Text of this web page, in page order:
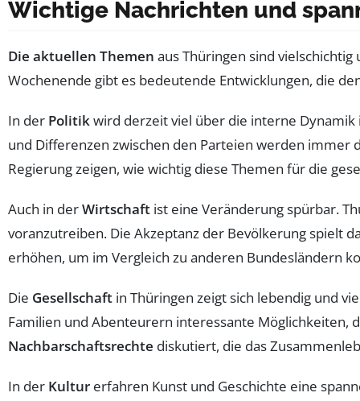
Wichtige Nachrichten und
Die aktuellen Themen aus Thüringen sind
Wochenende gibt es bedeutende Entwicklungen, die
In der Politikwird derzeit viel über die interne
und Differenzen zwischen den Parteien werden
Regierung zeigen, wie wichtig diese Themen für die
Auch in derWirtschaft ist eine Veränderung spürbar.
voranzutreiben. Die Akzeptanz der Bevölkerung spielt
erhöhen, um im Vergleich zu anderen Bundesländern
Die Gesellschaft in Thüringen zeigt sich lebendig und
Familien und Abenteurern interessante Möglichkeiten,
Nachbarschaftsrechte diskutiert, die das
In der Kultur erfahren Kunst und Geschichte eine